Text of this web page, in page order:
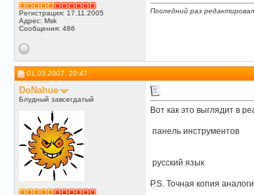
Регистрация: 17.11.2005
Адрес: Msk
Сообщения: 486
Последний раз
01.03.2007, 20:47
DoNahue
Блудный завсегдатый
Вот как это выглядит в
панель инструментов
русский язык
P.S. Точная копия